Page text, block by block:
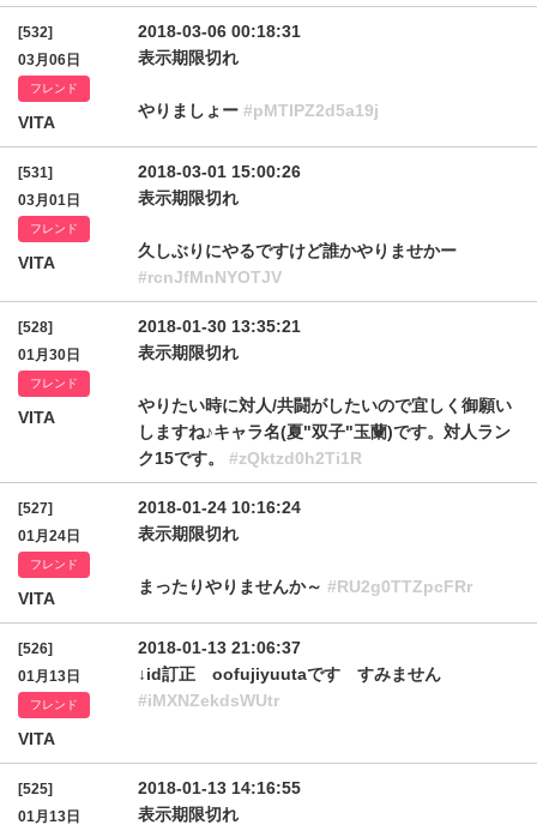
[532]
03月06日
フレンド
VITA
2018-03-06 00:18:31
表示期限切れ
やりましょー #pMTlPZ2d5a19j
[531]
03月01日
フレンド
VITA
2018-03-01 15:00:26
表示期限切れ
久しぶりにやるですけど誰かやりませかー
#rcnJfMnNYOTJV
[528]
01月30日
フレンド
VITA
2018-01-30 13:35:21
表示期限切れ
やりたい時に対人/共闘がしたいので宜しく御願い
しますね♪キャラ名(夏"双子"玉蘭)です。対人ラン
ク15です。 #zQktzd0h2Ti1R
[527]
01月24日
フレンド
VITA
2018-01-24 10:16:24
表示期限切れ
まったりやりませんか～ #RU2g0TTZpcFRr
[526]
01月13日
フレンド
VITA
2018-01-13 21:06:37
↓id訂正 oofujiyuutaです すみません
#iMXNZekdsWUtr
[525]
01月13日
2018-01-13 14:16:55
表示期限切れ